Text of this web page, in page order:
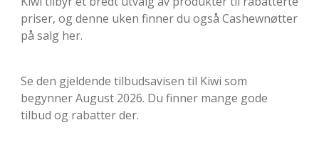
priser, og denne uken finner du også Cashewnøtter
på salg her.
Se den gjeldende tilbudsavisen til Kiwi som
begynner August 2026. Du finner mange gode
tilbud og rabatter der.